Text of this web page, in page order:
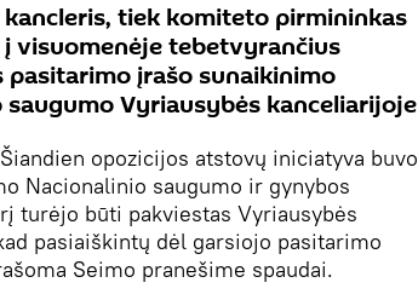
tiek komiteto pirmininkas
visuomenėje tebetvyrančius
įrašo sunaikinimo
Vyriausybės kanceliarijoje
Šiandien opozicijos atstovų iniciatyva buvo
Nacionalinio saugumo ir gynybos
turėjo būti pakviestas Vyriausybės
pasiaiškintų dėl garsiojo pasitarimo
Seimo pranešime spaudai.